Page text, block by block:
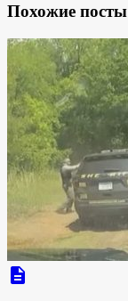
Похожие посты
description